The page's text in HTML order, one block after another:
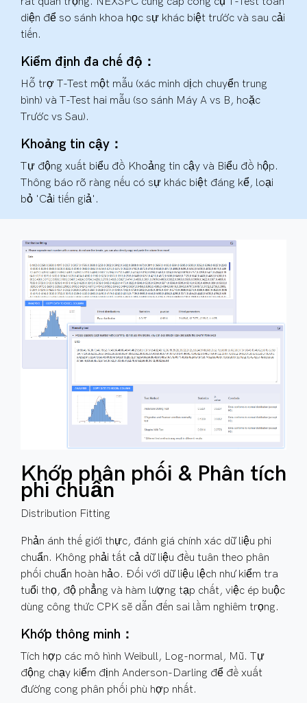
diện để so sánh khoa học sự khác biệt trước và sau cải
tiến.
Kiểm định đa chế độ：
Hỗ trợ T-Test một mẫu (xác minh dịch chuyển trung
bình) và T-Test hai mẫu (so sánh Máy A vs B, hoặc
Trước vs Sau).
Khoảng tin cậy：
Tự động xuất biểu đồ Khoảng tin cậy và Biểu đồ hộp.
Thông báo rõ ràng nếu có sự khác biệt đáng kể, loại
bỏ 'Cải tiến giả'.
Khớp phân phối & Phân tích
phi chuẩn
Distribution Fitting
Phản ánh thế giới thực, đánh giá chính xác dữ liệu phi
chuẩn. Không phải tất cả dữ liệu đều tuân theo phân
phối chuẩn hoàn hảo. Đối với dữ liệu lệch như kiểm tra
tuổi thọ, độ phẳng và hàm lượng tạp chất, việc ép buộc
dùng công thức CPK sẽ dẫn đến sai lầm nghiêm trọng.
Khớp thông minh：
Tích hợp các mô hình Weibull, Log-normal, Mũ. Tự
động chạy kiểm định Anderson-Darling để đề xuất
đường cong phân phối phù hợp nhất.